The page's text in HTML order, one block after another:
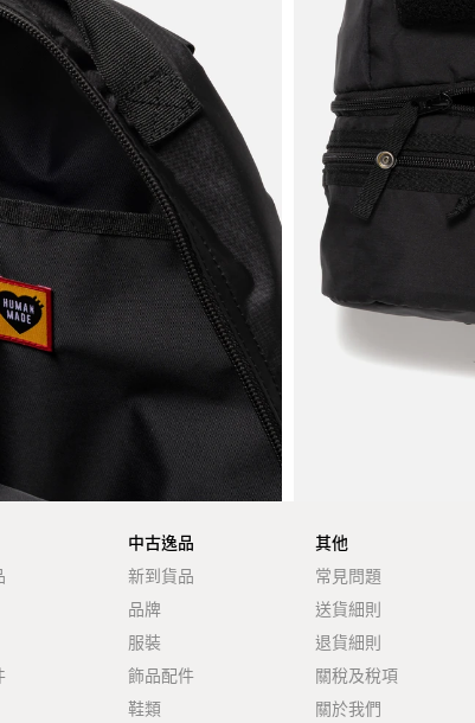
中古逸品
新到貨品
品牌
服裝
飾品配件
鞋類
其他
常見問題
送貨細則
退貨細則
關稅及稅項
關於我們